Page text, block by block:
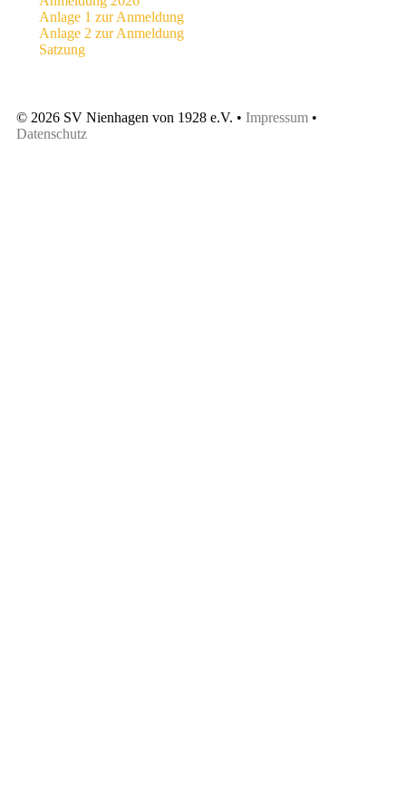
Anlage 1 zur Anmeldung
Anlage 2 zur Anmeldung
Satzung
© 2026 SV Nienhagen von 1928 e.V. • Impressum •
Datenschutz